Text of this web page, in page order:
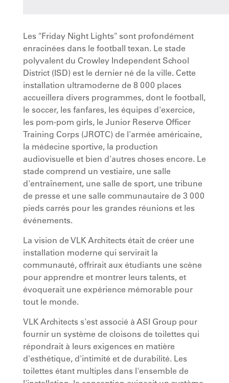
Les "Friday Night Lights" sont profondément
enracinées dans le football texan. Le stade
polyvalent du Crowley Independent School
District (ISD) est le dernier né de la ville. Cette
installation ultramoderne de 8 000 places
accueillera divers programmes, dont le football,
le soccer, les fanfares, les équipes d'exercice,
les pom-pom girls, le Junior Reserve Officer
Training Corps (JROTC) de l'armée américaine,
la médecine sportive, la production
audiovisuelle et bien d'autres choses encore. Le
stade comprend un vestiaire, une salle
d'entraînement, une salle de sport, une tribune
de presse et une salle communautaire de 3 000
pieds carrés pour les grandes réunions et les
événements.
La vision de VLK Architects était de créer une
installation moderne qui servirait la
communauté, offrirait aux étudiants une scène
pour apprendre et montrer leurs talents, et
évoquerait une expérience mémorable pour
tout le monde.
VLK Architects s'est associé à ASI Group pour
fournir un système de cloisons de toilettes qui
répondrait à leurs exigences en matière
d'esthétique, d'intimité et de durabilité. Les
toilettes étant multiples dans l'ensemble de